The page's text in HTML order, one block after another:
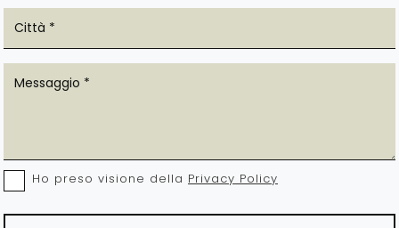
Ho preso visione della Privacy Policy